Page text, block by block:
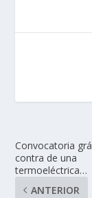
Convocatoria
contra de una
termoeléctrica…
ANTERIOR